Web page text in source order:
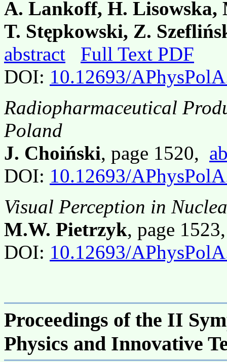
A. Lankoff, H. Lisowska,
T. Stępkowski, Z.
abstract
Full Text PDF
DOI: 10.12693/
Radiopharmaceutical
Poland
J. Choiński, page 1520,
DOI: 10.12693/
Visual Perception in
M.W. Pietrzyk, page
DOI: 10.12693/
Proceedings of the II
Physics and Innovative